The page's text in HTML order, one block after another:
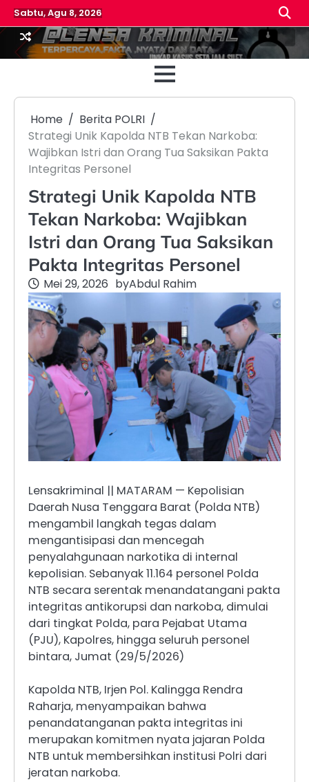
Skip
to
content
Sabtu, Agu 8, 2026
Beranda
Home
Berita POLRI
Strategi Unik Kapolda NTB Tekan Narkoba:
Wajibkan Istri dan Orang Tua Saksikan Pakta
Integritas Personel
Strategi Unik Kapolda NTB
Tekan Narkoba: Wajibkan
Istri dan Orang Tua Saksikan
Pakta Integritas Personel
Mei 29, 2026 byAbdul Rahim
Lensakriminal || MATARAM — Kepolisian
Daerah Nusa Tenggara Barat (Polda NTB)
mengambil langkah tegas dalam
mengantisipasi dan mencegah
penyalahgunaan narkotika di internal
kepolisian. Sebanyak 11.164 personel Polda
NTB secara serentak menandatangani pakta
integritas antikorupsi dan narkoba, dimulai
dari tingkat Polda, para Pejabat Utama
(PJU), Kapolres, hingga seluruh personel
bintara, Jumat (29/5/2026)
Kapolda NTB, Irjen Pol. Kalingga Rendra
Raharja, menyampaikan bahwa
penandatanganan pakta integritas ini
merupakan komitmen nyata jajaran Polda
NTB untuk membersihkan institusi Polri dari
jeratan narkoba.